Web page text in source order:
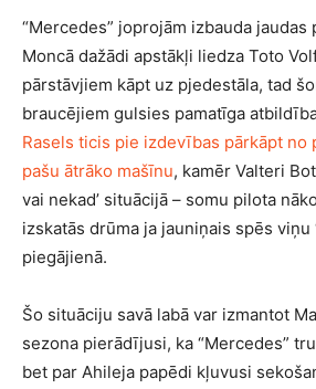
“Mercedes” joprojām izbauda
Moncā dažādi apstākļi liedza Toto
pārstāvjiem kāpt uz pjedestāla, tad
braucējiem gulsies pamatīga
Rasels ticis pie izdevības pārkāpt no
pašu ātrāko mašīnu, kamēr Valteri
vai nekad’ situācijā – somu pilota
izskatās drūma ja jauniņais spēs viņu
piegājienā.
Šo situāciju savā labā var izmantot
sezona pierādījusi, ka “Mercedes”
bet par Ahileja papēdi kļuvusi